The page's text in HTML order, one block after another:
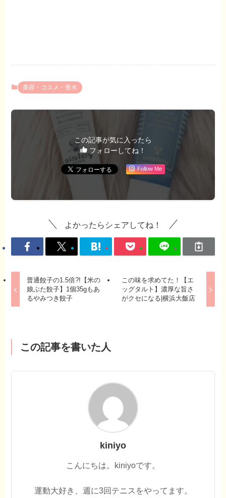
美容・コスメ・香水
この記事が気に入ったら
フォローしてね！
Follow Me
よかったらシェアしてね！
普通餃子の1.5倍?!【米の
娘ぶた餃子】1個35gもあ
るやみつき餃子
この味を求めてた！【エ
ッグタルト】濃厚な旨さ
がクセになる|横浜大飯店
この記事を書いた人
kiniyo
こんにちは。kiniyoです。
運動大好き、週に3回テニスをやってます。